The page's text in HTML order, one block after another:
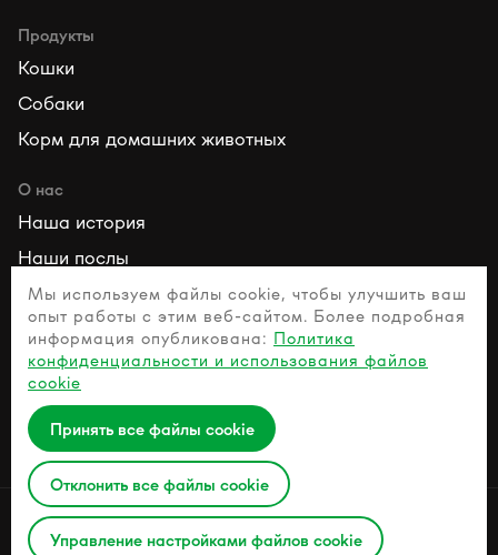
Продукты
Кошки
Собаки
Корм для домашних животных
О нас
Наша история
Наши послы
Наши ценности
Ресурсы
Свяжитесь с нами
Часто задаваемые вопросы
Руководство по здоровым домашним животным
Политика конфиденциальности
Мы используем файлы cookie, чтобы улучшить ваш
опыт работы с этим веб-сайтом. Более подробная
информация опубликована: Политика
конфиденциальности и использования файлов
cookie
Принять все файлы cookie
Отклонить все файлы cookie
Управление настройками файлов cookie